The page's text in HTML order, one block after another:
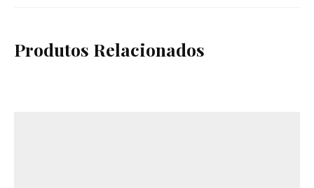
Produtos Relacionados